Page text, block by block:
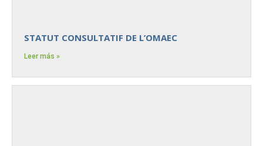
STATUT CONSULTATIF DE L’OMAEC
Leer más »